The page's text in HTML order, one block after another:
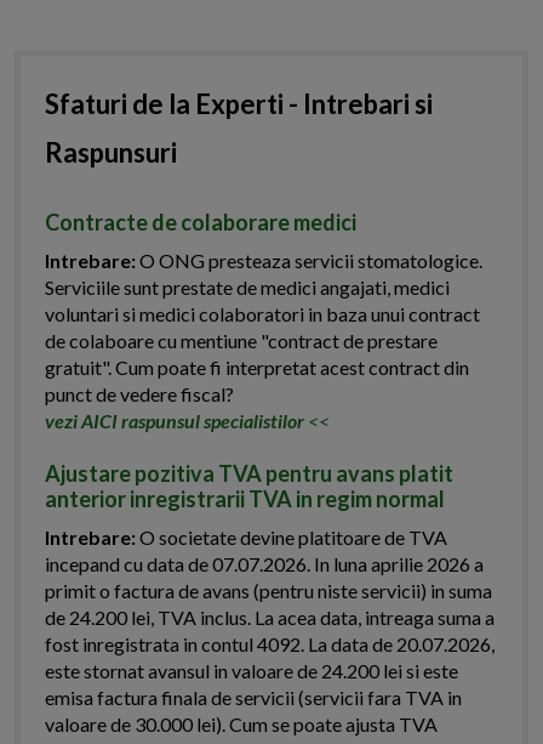
Sfaturi de la Experti - Intrebari si
Raspunsuri
Contracte de colaborare medici
Intrebare:O ONG presteaza servicii stomatologice.
Serviciile sunt prestate de medici angajati, medici
voluntari si medici colaboratori in baza unui contract
de colaboare cu mentiune "contract de prestare
gratuit". Cum poate fi interpretat acest contract din
punct de vedere fiscal?
vezi AICI raspunsul specialistilor <<
Ajustare pozitiva TVA pentru avans platit
anterior inregistrarii TVA in regim normal
Intrebare:O societate devine platitoare de TVA
incepand cu data de 07.07.2026. In luna aprilie 2026 a
primit o factura de avans (pentru niste servicii) in suma
de 24.200 lei, TVA inclus. La acea data, intreaga suma a
fost inregistrata in contul 4092. La data de 20.07.2026,
este stornat avansul in valoare de 24.200 lei si este
emisa factura finala de servicii (servicii fara TVA in
valoare de 30.000 lei). Cum se poate ajusta TVA